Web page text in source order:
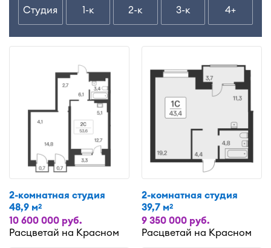
Студия 1-к 2-к 3-к 4+
2-комнатная студия
48,9 м2
10 600 000 руб.
Расцветай на Красном
2-комнатная студия
39,7 м2
9 350 000 руб.
Расцветай на Красном